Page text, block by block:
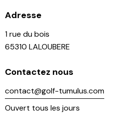
Adresse
1 rue du bois
65310 LALOUBERE
Contactez nous
contact@golf-tumulus.com
Ouvert tous les jours